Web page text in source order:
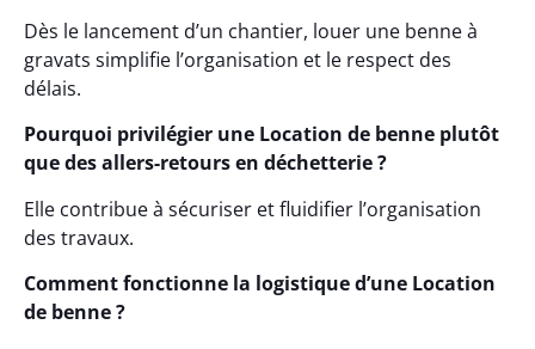
Dès le lancement d’un chantier, louer une benne à
gravats simplifie l’organisation et le respect des
délais.
Pourquoi privilégier une Location de benne plutôt
que des allers-retours en déchetterie ?
Elle contribue à sécuriser et fluidifier l’organisation
des travaux.
Comment fonctionne la logistique d’une Location
de benne ?